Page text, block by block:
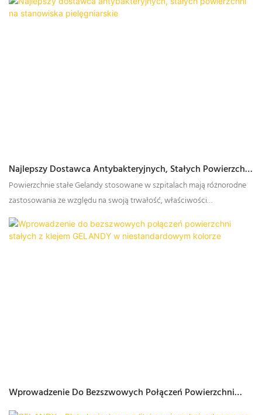
Najlepszy Dostawca Antybakteryjnych, Stałych Powierzchni
Na Stanowiska Pielęgniarskie
Powierzchnie stałe Gelandy stosowane w szpitalach mają różnorodne
zastosowania ze względu na swoją trwałość, właściwości
antybakteryjne, łatwość konserwacji i właściwości higieniczne. Oto
kilka typowych zastosowań powierzchni stałych w szpitalach: blaty i
Wprowadzenie Do Bezszwowych Połączeń Powierzchni
Stałych Z Klejem GELANDY W Niestandardowym Kolorze